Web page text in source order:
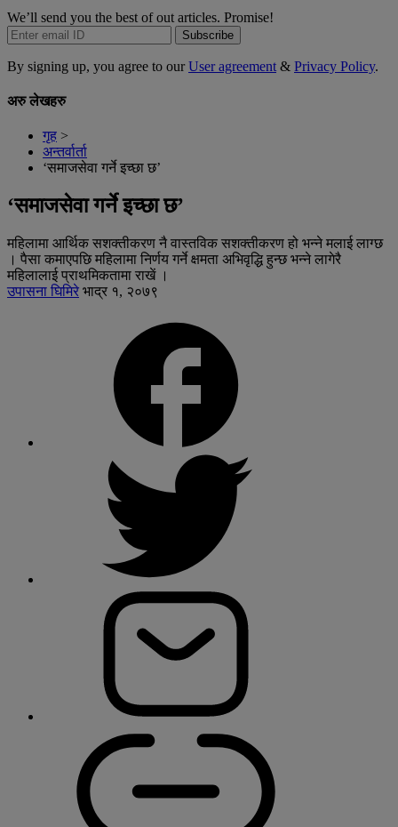
We’ll send you the best of out articles. Promise!
Subscribe
By signing up, you agree to ourUser agreement & Privacy Policy.
अरु लेखहरु
गृह >
अन्तर्वार्ता
‘समाजसेवा गर्ने इच्छा छ’
‘समाजसेवा गर्ने इच्छा छ’
महिलामा आर्थिक सशक्तीकरण नै वास्तविक सशक्तीकरण हो भन्ने मलाई लाग्छ
। पैसा कमाएपछि महिलामा निर्णय गर्ने क्षमता अभिवृद्धि हुन्छ भन्ने लागेरै
महिलालाई प्राथमिकतामा राखें ।
उपासना घिमिरे भाद्र १, २०७९